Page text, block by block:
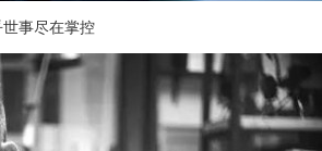
事尽在掌控